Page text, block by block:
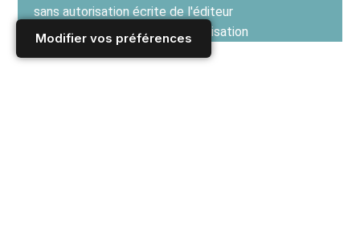
Modifier vos préférences
sans autorisation écrite de l'éditeur
Voir les Conditions générales d'utilisation